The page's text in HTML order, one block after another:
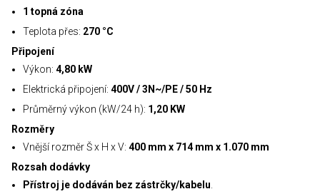
1 topná zóna
Teplota přes: 270 °C
Připojení
Výkon: 4,80 kW
Elektrická připojení: 400V / 3N~/PE / 50 Hz
Průměrný výkon (kW/24 h): 1,20 KW
Rozměry
Vnější rozměr Š x H x V: 400 mm x 714 mm x 1.070 mm
Rozsah dodávky
Přístroj je dodáván bez zástrčky/kabelu